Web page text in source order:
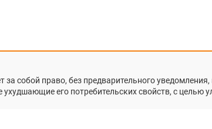
за собой право, без предварительного
ухудшающие его потребительских свойств, с целью